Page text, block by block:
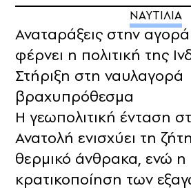
ΝΑΥΤΙΛΙΑ
Αναταράξεις στην
φέρνει η πολιτική της
Στήριξη στη ναυλαγορά
βραχυπρόθεσμα
Η γεωπολιτική ένταση
Ανατολή ενισχύει τη
θερμικό άνθρακα, ενώ η
κρατικοποίηση των